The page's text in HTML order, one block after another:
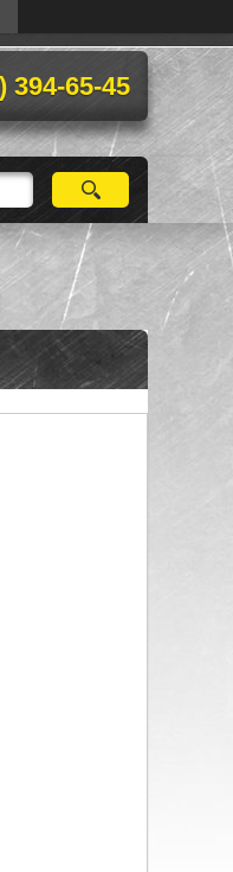
394-65-45